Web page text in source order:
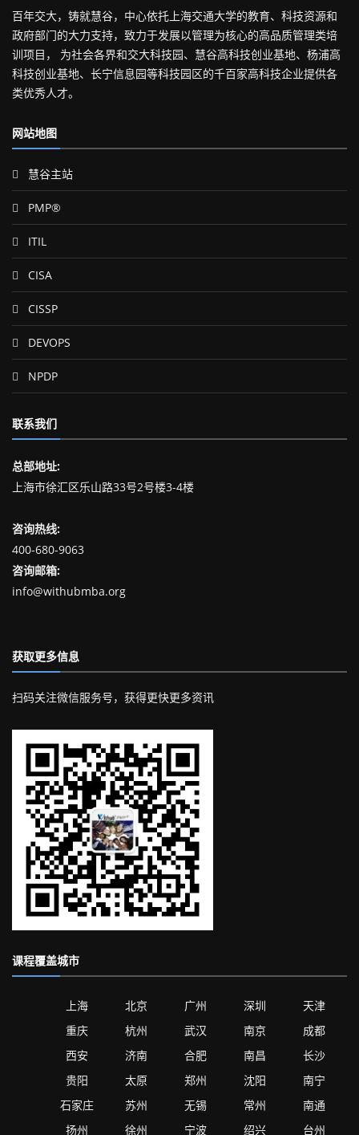
百年交大，铸就慧谷，中心依托上海交通大学的教育、科技资源和
政府部门的大力支持，致力于发展以管理为核心的高品质管理类培
训项目， 为社会各界和交大科技园、慧谷高科技创业基地、杨浦高
科技创业基地、长宁信息园等科技园区的千百家高科技企业提供各
类优秀人才。
网站地图
慧谷主站
PMP®
ITIL
CISA
CISSP
DEVOPS
NPDP
联系我们
总部地址:
上海市徐汇区乐山路33号2号楼3-4楼
咨询热线:
400-680-9063
咨询邮箱:
info@withubmba.org
获取更多信息
扫码关注微信服务号，获得更快更多资讯
课程覆盖城市
上海 北京 广州 深圳
天津
重庆
杭州 武汉 南京
成都
西安
济南 合肥 南昌
长沙
贵阳
太原 郑州 沈阳
南宁
石家庄
苏州 无锡 常州
南通
扬州
徐州 宁波 绍兴 台州